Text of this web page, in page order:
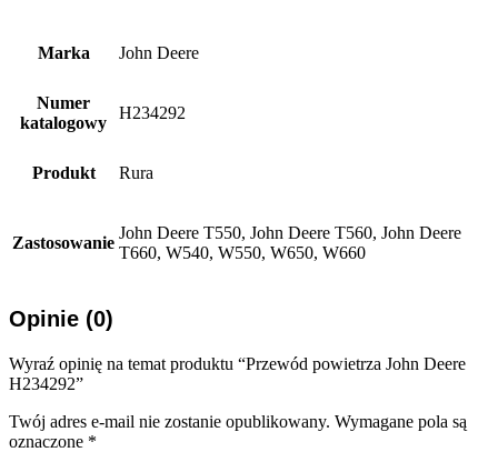
Marka John Deere
Numer
katalogowy
H234292
Produkt Rura
Zastosowanie
John Deere T550, John Deere T560, John Deere
T660, W540, W550, W650, W660
Opinie (0)
Wyraź opinię na temat produktu “Przewód powietrza John Deere
H234292”
Twój adres e-mail nie zostanie opublikowany. Wymagane pola są
oznaczone *